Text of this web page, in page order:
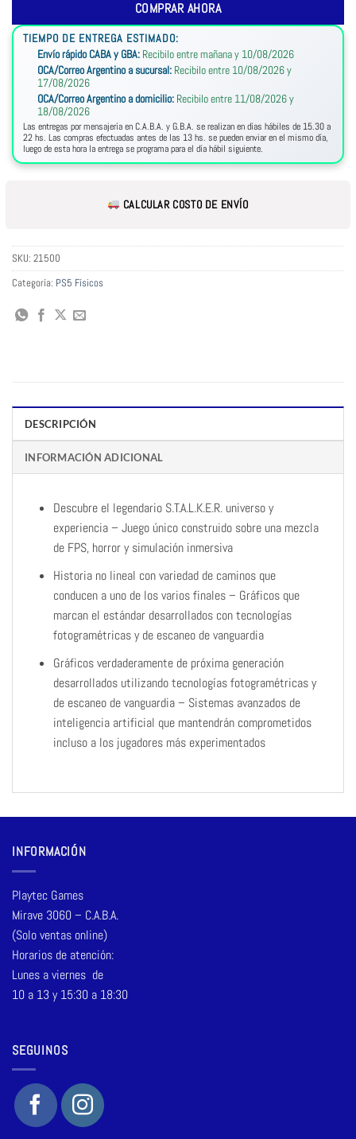
COMPRAR AHORA
TIEMPO DE ENTREGA ESTIMADO:
Envío rápido CABA y GBA: Recibilo entre mañana y 10/08/2026
OCA/Correo Argentino a sucursal: Recibilo entre 10/08/2026 y
17/08/2026
OCA/Correo Argentino a domicilio: Recibilo entre 11/08/2026 y
18/08/2026
Las entregas por mensajería en C.A.B.A. y G.B.A. se realizan en días hábiles de 15.30 a
22 hs. Las compras efectuadas antes de las 13 hs. se pueden enviar en el mismo día,
luego de esta hora la entrega se programa para el día hábil siguiente.
CALCULAR COSTO DE ENVÍO
SKU: 21500
Categoría: PS5 Físicos
DESCRIPCIÓN
INFORMACIÓN ADICIONAL
Descubre el legendario S.T.A.L.K.E.R. universo y
experiencia – Juego único construido sobre una mezcla
de FPS, horror y simulación inmersiva
Historia no lineal con variedad de caminos que
conducen a uno de los varios finales – Gráficos que
marcan el estándar desarrollados con tecnologías
fotogramétricas y de escaneo de vanguardia
Gráficos verdaderamente de próxima generación
desarrollados utilizando tecnologías fotogramétricas y
de escaneo de vanguardia – Sistemas avanzados de
inteligencia artificial que mantendrán comprometidos
incluso a los jugadores más experimentados
INFORMACIÓN
Playtec Games
Mirave 3060 – C.A.B.A.
(Solo ventas online)
Horarios de atención:
Lunes a viernes de
10 a 13 y 15:30 a 18:30
SEGUINOS